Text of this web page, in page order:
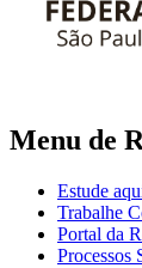
Menu de
Estude
Trabalhe
Portal da
Processos